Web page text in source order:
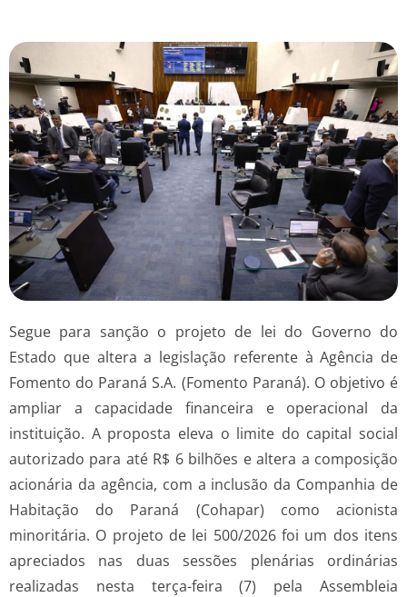
Segue para sanção o projeto de lei do Governo do
Estado que altera a legislação referente à Agência de
Fomento do Paraná S.A. (Fomento Paraná). O objetivo é
ampliar a capacidade financeira e operacional da
instituição. A proposta eleva o limite do capital social
autorizado para até R$ 6 bilhões e altera a composição
acionária da agência, com a inclusão da Companhia de
Habitação do Paraná (Cohapar) como acionista
minoritária. O projeto de lei 500/2026 foi um dos itens
apreciados nas duas sessões plenárias ordinárias
realizadas nesta terça-feira (7) pela Assembleia